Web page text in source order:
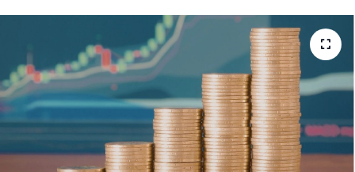
Coin Isı Haritası
Ekonomik Takvim
Kiripto Para Piyasası
Gizlilik Sözleşmesi